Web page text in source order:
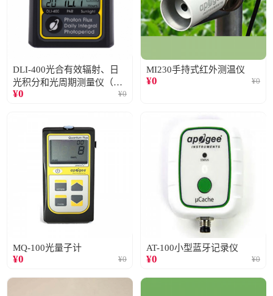
DLI-400光合有效辐射、日
光积分和光周期测量仪（仅
阳光）
¥0 ¥0
MI230手持式红外测温仪
¥0 ¥0
MQ-100光量子计
¥0 ¥0
AT-100小型蓝牙记录仪
¥0 ¥0